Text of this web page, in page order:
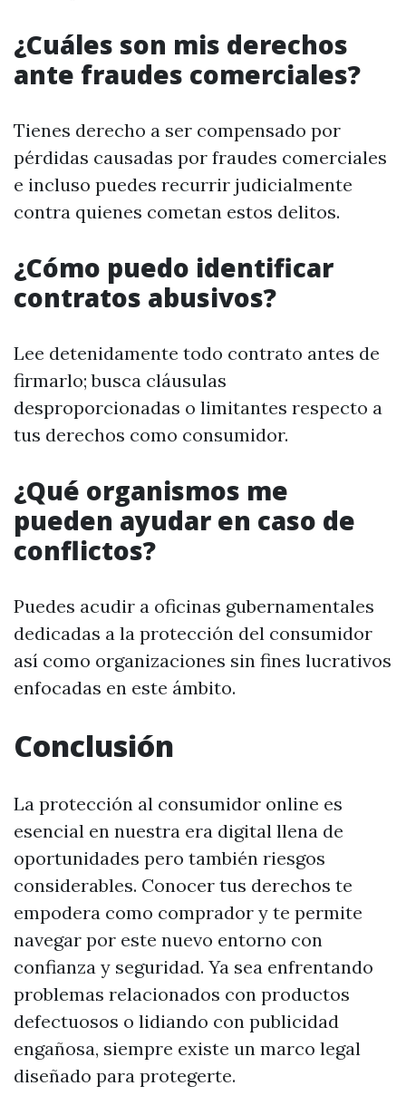
¿Cuáles son mis derechos
ante fraudes comerciales?
Tienes derecho a ser compensado por
pérdidas causadas por fraudes comerciales
e incluso puedes recurrir judicialmente
contra quienes cometan estos delitos.
¿Cómo puedo identificar
contratos abusivos?
Lee detenidamente todo contrato antes de
firmarlo; busca cláusulas
desproporcionadas o limitantes respecto a
tus derechos como consumidor.
¿Qué organismos me
pueden ayudar en caso de
conflictos?
Puedes acudir a oficinas gubernamentales
dedicadas a la protección del consumidor
así como organizaciones sin fines lucrativos
enfocadas en este ámbito.
Conclusión
La protección al consumidor online es
esencial en nuestra era digital llena de
oportunidades pero también riesgos
considerables. Conocer tus derechos te
empodera como comprador y te permite
navegar por este nuevo entorno con
confianza y seguridad. Ya sea enfrentando
problemas relacionados con productos
defectuosos o lidiando con publicidad
engañosa, siempre existe un marco legal
diseñado para protegerte.